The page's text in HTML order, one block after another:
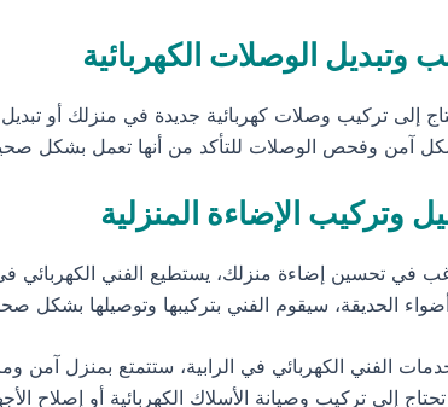
وتبديل الوصلات الكهربائية
إلى تركيب وصلات كهربائية جديدة في منزلك أو
آمن وفحص الوصلات للتأكد من أنها تعمل بشكل
وتركيب الإضاءة المنزلية
في تحسين إضاءة منزلك، يستطيع الفني الكهربائي
الحديقة، سيقوم الفني بتركيبها وتوصيلها
الفني الكهربائي في الرابية، ستتمتع بمنزل آمن
إلى تركيب وصيانة الأسلاك الكهربائية أو إصلاح